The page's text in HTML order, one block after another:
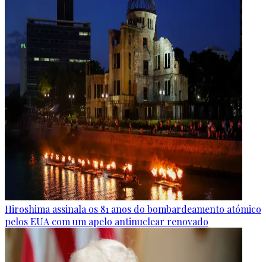
Hiroshima assinala os 81 anos do bombardeamento atómico
pelos EUA com um apelo antinuclear renovado